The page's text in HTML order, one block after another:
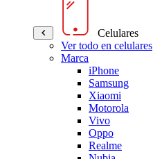
Celulares
Ver todo en celulares
Marca
iPhone
Samsung
Xiaomi
Motorola
Vivo
Oppo
Realme